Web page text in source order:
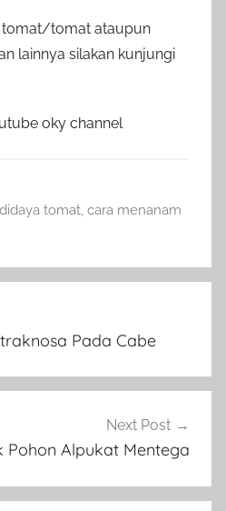
tomat/tomat ataupun
lainnya silakan kunjungi
oky channel
tomat, cara menanam
Pada Cabe
Next Post
Pohon Alpukat Mentega